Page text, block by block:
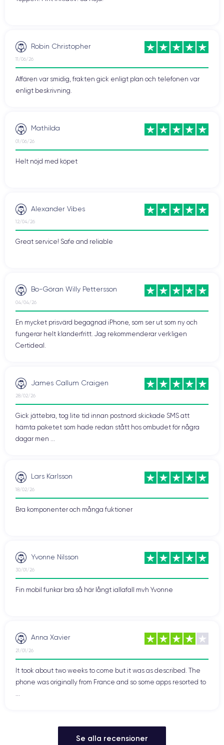
På baksidan har den dubbla fotosensorn en 12Mpx-sensor som
och porträttläget som simulerar bakgrundsoskärpa.
Batteritid:
använder mindre ström än sin föregångare.
Efter flera tester kan iPhone 8 Plus hålla i två dagar vid normal
användning och kan nå morgonen den andra dagen vid intensiv
användning.
Uthålligheten är en riktig tillgång.
De starka punkterna hos iPhone 8 Plus
Batteriets livslängd
Prestanda
Kamera
Svagheter med iPhone 8 Plus:
Induktionsladdare ingår inte
Robin Christopher
11/06/26
Affären var smidig, frakten gick enligt plan och telefonen var
enligt beskrivning.
Mathilda
01/06/26
Helt nöjd med köpet
Alexander Vibes
12/04/26
Great service! Safe and reliable
Bo-Göran Willy Pettersson
04/04/26
En mycket prisvärd begagnad iPhone, som ser ut som ny och
fungerar helt klanderfritt. Jag rekommenderar verkligen
Certideal.
James Callum Craigen
28/02/26
Gick jättebra, tog lite tid innan postnord skickade SMS att
hämta paketet som hade redan stått hos ombudet för några
dagar men ...
Lars Karlsson
18/02/26
Bra komponenter och många fuktioner
Yvonne Nilsson
30/01/26
Fin mobil funkar bra så här långt iallafall mvh Yvonne
Anna Xavier
21/01/26
It took about two weeks to come but it was as described. The
phone was originally from France and so some apps resorted to
Se alla recensioner